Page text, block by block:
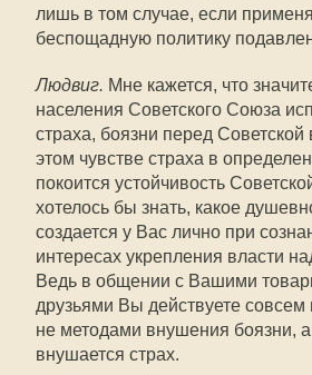
лишь в том случае, если
беспощадную политику
Людвиг. Мне кажется, что
населения Советского Союза
страха, боязни перед Советской
этом чувстве страха в
покоится устойчивость
хотелось бы знать, какое
создается у Вас лично при
интересах укрепления власти
Ведь в общении с Вашими
друзьями Вы действуете
не методами внушения боязни,
внушается страх.